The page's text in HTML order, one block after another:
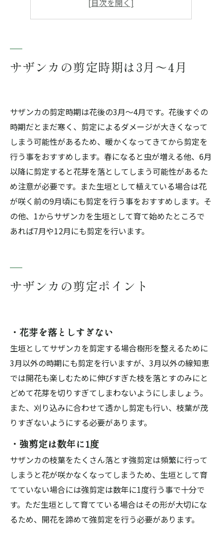
サザンカの剪定時期は3月～4月
サザンカの剪定時期は花後の3月～4月です。花後すぐの
時期だとまだ寒く、剪定によるダメージが大きくなって
しまう可能性があるため、暖かくなってきてから剪定を
行う事をおすすめします。春になると虫が増える他、6月
以降に剪定すると花芽を落としてしまう可能性があるた
め注意が必要です。また生垣として植えている場合は花
が咲く前の9月頃にも剪定を行う事をおすすめします。そ
の他、1からサザンカを生垣として育て始めたところで
あれば7月や12月にも剪定を行います。
サザンカの剪定ポイント
・花芽を落としすぎない
生垣としてサザンカを剪定する場合樹形を整えるために
3月以外の時期にも剪定を行いますが、3月以外の線知恵
では開花も楽しむために伸びすぎた枝を落とすのみにと
どめて花芽を切りすぎてしまわないようにしましょう。
また、刈り込みに合わせて透かし剪定も行い、枝葉が茂
りすぎないようにする必要があります。
・強剪定は数年に1度
サザンカの枝葉をたくさん落とす強剪定は頻繁に行って
しまうと花が咲かなくなってしまうため、生垣として育
てていない場合には強剪定は数年に1度行う事で十分で
す。ただ生垣として育てている場合はその形が大切にな
るため、開花を諦めて強剪定を行う必要があります。